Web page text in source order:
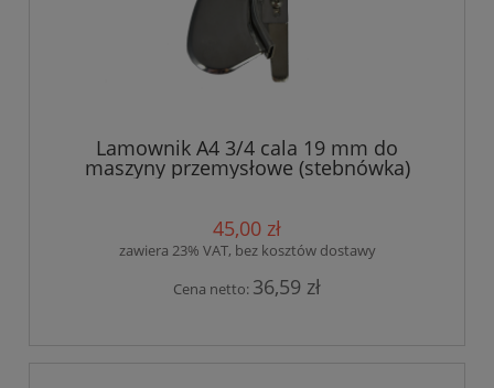
Lamownik A4 3/4 cala 19 mm do
maszyny przemysłowe (stebnówka)
45,00 zł
zawiera 23% VAT, bez kosztów dostawy
Cena netto: 36,59 zł